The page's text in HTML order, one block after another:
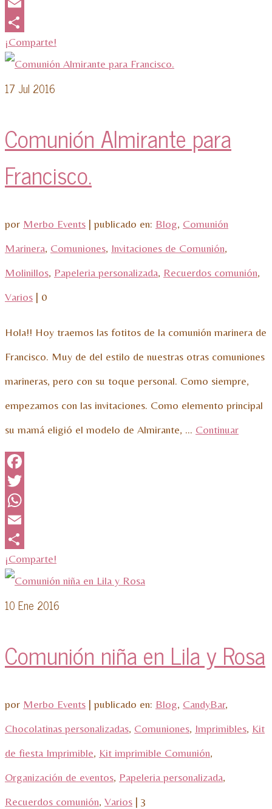
WhatsApp
Email
¡Comparte!
17 Jul 2016
Comunión Almirante para
Francisco.
por Merbo Events | publicado en: Blog, Comunión
Marinera, Comuniones, Invitaciones de Comunión,
Molinillos, Papeleria personalizada, Recuerdos comunión,
Varios | 0
Hola!! Hoy traemos las fotitos de la comunión marinera de
Francisco. Muy de del estilo de nuestras otras comuniones
marineras, pero con su toque personal. Como siempre,
empezamos con las invitaciones. Como elemento principal
su mamá eligió el modelo de Almirante, … Continuar
Facebook
Twitter
WhatsApp
Email
¡Comparte!
10 Ene 2016
Comunión niña en Lila y Rosa
por Merbo Events | publicado en: Blog, CandyBar,
Chocolatinas personalizadas, Comuniones, Imprimibles, Kit
de fiesta Imprimible, Kit imprimible Comunión,
Organización de eventos, Papeleria personalizada,
Recuerdos comunión, Varios | 3